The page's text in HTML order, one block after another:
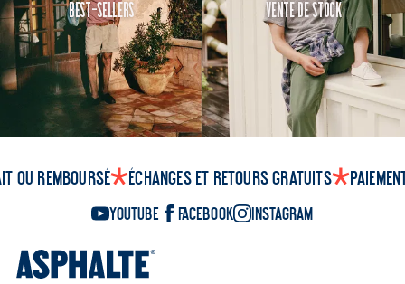
Best-Sellers Vente de Stock
ou remboursé Échanges et retours gratuits
YouTube Facebook Instagram